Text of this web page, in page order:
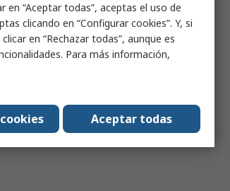
hidráulico
en “Aceptar todas”, aceptas el uso de
clicando en “Configurar cookies”. Y, si
en “Rechazar todas”, aunque es
Para más información,
Aceptar todas